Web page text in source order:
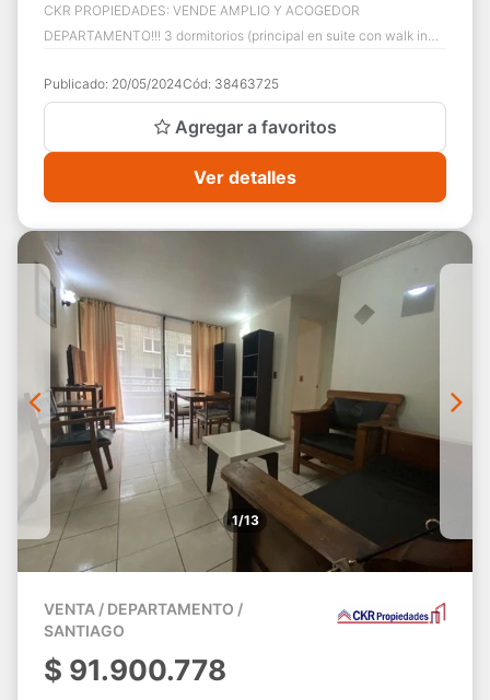
CKR PROPIEDADES: VENDE AMPLIO Y ACOGEDOR
DEPARTAMENTO!!! 3 dormitorios (principal en suite con walk in
Publicado: 20/05/2024Cód: 38463725
Agregar a favoritos
Ver detalles
1/13
VENTA / DEPARTAMENTO /
SANTIAGO
$ 91.900.778